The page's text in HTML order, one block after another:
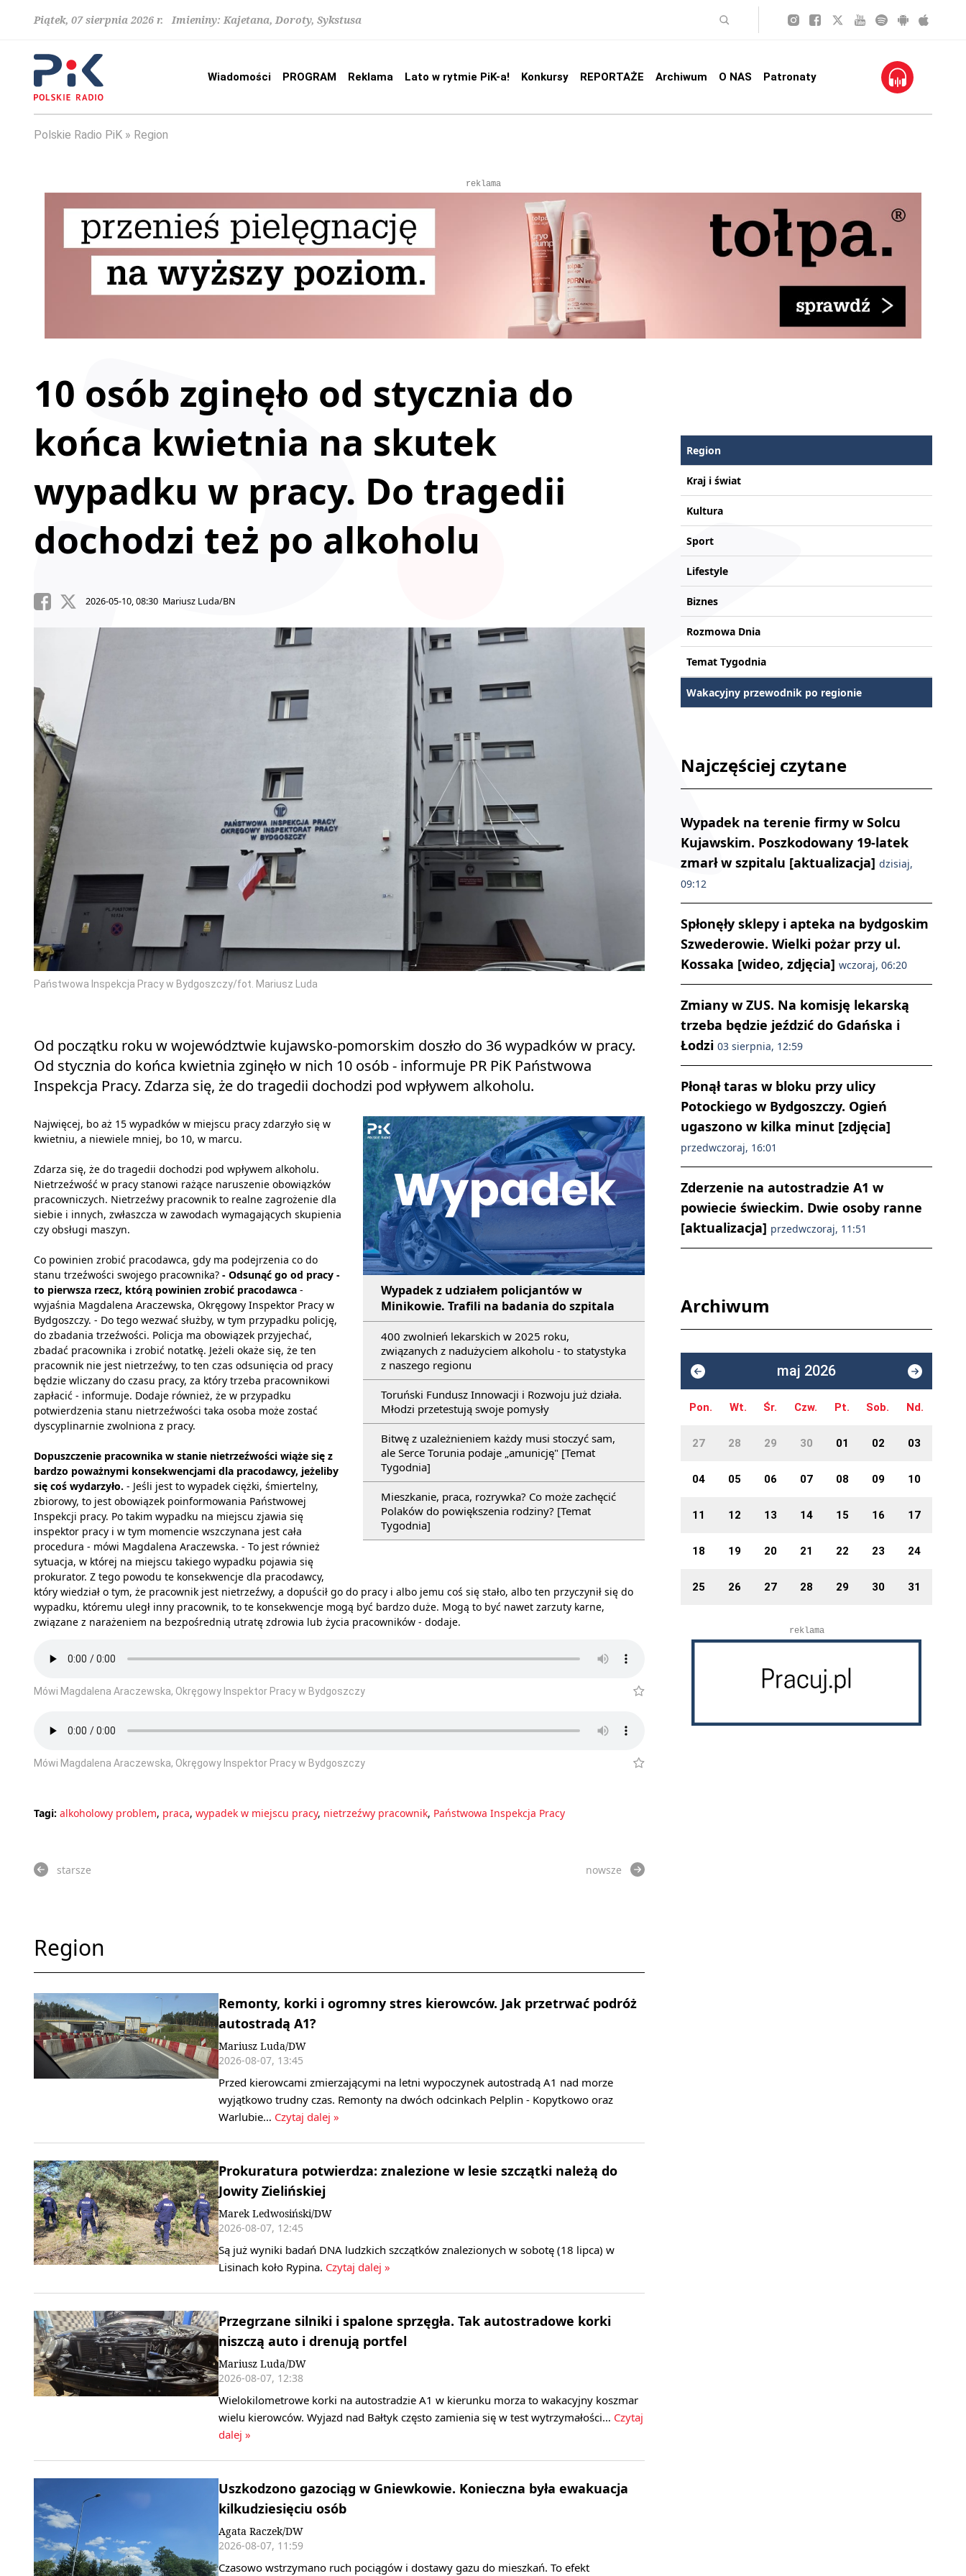
Piątek, 07 sierpnia 2026 r. Imieniny: Kajetana, Doroty, Sykstusa
Wiadomości PROGRAM Reklama Lato w rytmie PiK-a! Konkursy REPORTAŻE Archiwum O NAS Patronaty
Polskie Radio PiK Region
reklama
10 osób zginęło od stycznia do
końca kwietnia na skutek
wypadku w pracy. Do tragedii
dochodzi też po alkoholu
2026-05-10, 08:30 Mariusz Luda/BN
Państwowa Inspekcja Pracy w Bydgoszczy/fot. Mariusz Luda
Od początku roku w województwie kujawsko-pomorskim doszło do 36 wypadków w pracy.
Od stycznia do końca kwietnia zginęło w nich 10 osób - informuje PR PiK Państwowa
Inspekcja Pracy. Zdarza się, że do tragedii dochodzi pod wpływem alkoholu.
Wypadek z udziałem policjantów w
Minikowie. Trafili na badania do szpitala
400 zwolnień lekarskich w 2025 roku,
związanych z nadużyciem alkoholu - to statystyka
z naszego regionu
Toruński Fundusz Innowacji i Rozwoju już działa.
Młodzi przetestują swoje pomysły
Bitwę z uzależnieniem każdy musi stoczyć sam,
ale Serce Torunia podaje „amunicję" [Temat
Tygodnia]
Mieszkanie, praca, rozrywka? Co może zachęcić
Polaków do powiększenia rodziny? [Temat
Tygodnia]
Najwięcej, bo aż 15 wypadków w miejscu pracy zdarzyło się w
kwietniu, a niewiele mniej, bo 10, w marcu.
Zdarza się, że do tragedii dochodzi pod wpływem alkoholu.
Nietrzeźwość w pracy stanowi rażące naruszenie obowiązków
pracowniczych. Nietrzeźwy pracownik to realne zagrożenie dla
siebie i innych, zwłaszcza w zawodach wymagających skupienia
czy obsługi maszyn.
Co powinien zrobić pracodawca, gdy ma podejrzenia co do
stanu trzeźwości swojego pracownika? - Odsunąć go od pracy -
to pierwsza rzecz, którą powinien zrobić pracodawca -
wyjaśnia Magdalena Araczewska, Okręgowy Inspektor Pracy w
Bydgoszczy. - Do tego wezwać służby, w tym przypadku policję,
do zbadania trzeźwości. Policja ma obowiązek przyjechać,
zbadać pracownika i zrobić notatkę. Jeżeli okaże się, że ten
pracownik nie jest nietrzeźwy, to ten czas odsunięcia od pracy
będzie wliczany do czasu pracy, za który trzeba pracownikowi
zapłacić - informuje. Dodaje również, że w przypadku
potwierdzenia stanu nietrzeźwości taka osoba może zostać
dyscyplinarnie zwolniona z pracy.
Dopuszczenie pracownika w stanie nietrzeźwości wiąże się z
bardzo poważnymi konsekwencjami dla pracodawcy, jeżeliby
się coś wydarzyło. - Jeśli jest to wypadek ciężki, śmiertelny,
zbiorowy, to jest obowiązek poinformowania Państwowej
Inspekcji pracy. Po takim wypadku na miejscu zjawia się
inspektor pracy i w tym momencie wszczynana jest cała
procedura - mówi Magdalena Araczewska. - To jest również
sytuacja, w której na miejscu takiego wypadku pojawia się
prokurator. Z tego powodu te konsekwencje dla pracodawcy,
który wiedział o tym, że pracownik jest nietrzeźwy, a dopuścił go do pracy i albo jemu coś się stało, albo ten przyczynił się do
wypadku, któremu uległ inny pracownik, to te konsekwencje mogą być bardzo duże. Mogą to być nawet zarzuty karne,
związane z narażeniem na bezpośrednią utratę zdrowia lub życia pracowników - dodaje.
Mówi Magdalena Araczewska, Okręgowy Inspektor Pracy w Bydgoszczy
Mówi Magdalena Araczewska, Okręgowy Inspektor Pracy w Bydgoszczy
Tagi: alkoholowy problem, praca, wypadek w miejscu pracy, nietrzeźwy pracownik, Państwowa Inspekcja Pracy
starsze nowsze
Region
Remonty, korki i ogromny stres kierowców. Jak przetrwać podróż
autostradą A1?
Mariusz Luda/DW
2026-08-07, 13:45
Przed kierowcami zmierzającymi na letni wypoczynek autostradą A1 nad morze
wyjątkowo trudny czas. Remonty na dwóch odcinkach Pelplin - Kopytkowo oraz
Warlubie… Czytaj dalej »
Prokuratura potwierdza: znalezione w lesie szczątki należą do
Jowity Zielińskiej
Marek Ledwosiński/DW
2026-08-07, 12:45
Są już wyniki badań DNA ludzkich szczątków znalezionych w sobotę (18 lipca) w
Lisinach koło Rypina. Czytaj dalej »
Przegrzane silniki i spalone sprzęgła. Tak autostradowe korki
niszczą auto i drenują portfel
Mariusz Luda/DW
2026-08-07, 12:38
Wielokilometrowe korki na autostradzie A1 w kierunku morza to wakacyjny koszmar
wielu kierowców. Wyjazd nad Bałtyk często zamienia się w test wytrzymałości… Czytaj
dalej »
Uszkodzono gazociąg w Gniewkowie. Konieczna była ewakuacja
kilkudziesięciu osób
Agata Raczek/DW
2026-08-07, 11:59
Czasowo wstrzymano ruch pociągów i dostawy gazu do mieszkań. To efekt
Region
Kraj i świat
Kultura
Sport
Lifestyle
Biznes
Rozmowa Dnia
Temat Tygodnia
Wakacyjny przewodnik po regionie
Najczęściej czytane
Wypadek na terenie firmy w Solcu
Kujawskim. Poszkodowany 19-latek
zmarł w szpitalu [aktualizacja] dzisiaj,
09:12
Spłonęły sklepy i apteka na bydgoskim
Szwederowie. Wielki pożar przy ul.
Kossaka [wideo, zdjęcia] wczoraj, 06:20
Zmiany w ZUS. Na komisję lekarską
trzeba będzie jeździć do Gdańska i
Łodzi 03 sierpnia, 12:59
Płonął taras w bloku przy ulicy
Potockiego w Bydgoszczy. Ogień
ugaszono w kilka minut [zdjęcia]
przedwczoraj, 16:01
Zderzenie na autostradzie A1 w
powiecie świeckim. Dwie osoby ranne
[aktualizacja] przedwczoraj, 11:51
Archiwum
maj 2026
Pon. Wt. Śr. Czw. Pt. Sob. Nd.
27 28 29 30 01 02 03
04 05 06 07 08 09 10
11 12 13 14 15 16 17
18 19 20 21 22 23 24
25 26 27 28 29 30 31
reklama